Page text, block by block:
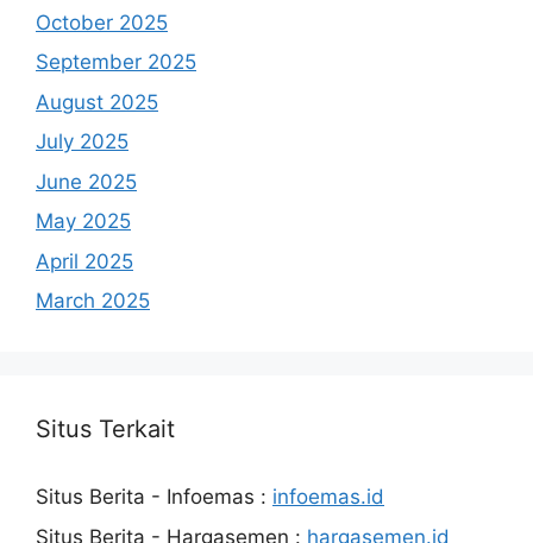
October 2025
September 2025
August 2025
July 2025
June 2025
May 2025
April 2025
March 2025
Situs Terkait
Situs Berita - Infoemas : infoemas.id
Situs Berita - Hargasemen : hargasemen.id